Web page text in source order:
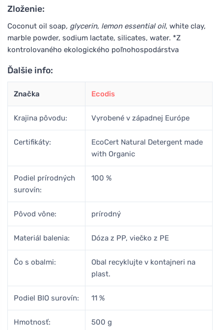
Zloženie:
Coconut oil soap, glycerin, lemon essential oil, white clay,
marble powder, sodium lactate, silicates, water. *Z
kontrolovaného ekologického poľnohospodárstva
Ďalšie info:
Značka Ecodis
Krajina pôvodu: Vyrobené v západnej Európe
Certifikáty:
EcoCert Natural Detergent made
with Organic
Podiel prírodných
surovín:
100 %
Pôvod vône: prírodný
Materiál balenia: Dóza z PP, viečko z PE
Čo s obalmi:
Obal recyklujte v kontajneri na
plast.
Podiel BIO surovín: 11 %
Hmotnosť: 500 g